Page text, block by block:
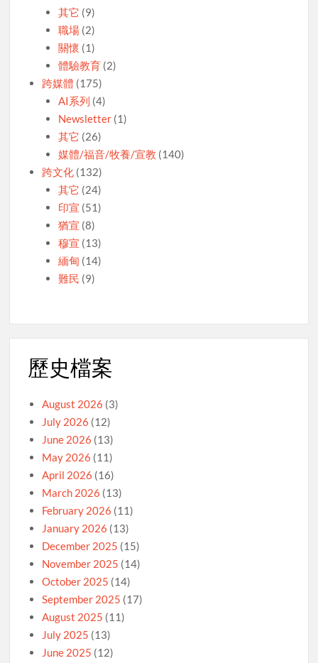
其它 (9)
職場(2)
關懷 (1)
體驗教育(2)
跨媒體 (175)
AI系列 (4)
Newsletter(1)
其它 (26)
媒體/福音/牧養/宣教 (140)
跨文化 (132)
其它 (24)
印宣 (51)
猶宣 (8)
穆宣 (13)
緬甸 (14)
難民 (9)
歷史檔案
August 2026 (3)
July 2026 (12)
June 2026 (13)
May 2026 (11)
April 2026 (16)
March 2026 (13)
February 2026 (11)
January 2026 (13)
December 2025 (15)
November 2025 (14)
October 2025 (14)
September 2025 (17)
August 2025 (11)
July 2025 (13)
June 2025 (12)